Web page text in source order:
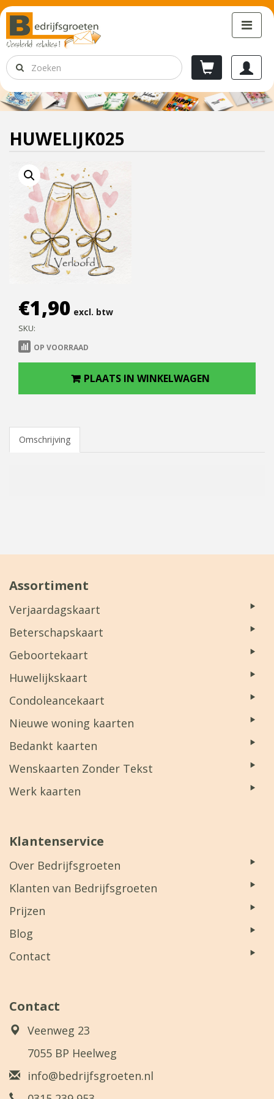
HUWELIJK025
€1,90 excl. btw
SKU:
OP VOORRAAD
PLAATS IN WINKELWAGEN
Omschrijving
Assortiment
Verjaardagskaart
Beterschapskaart
Geboortekaart
Huwelijkskaart
Condoleancekaart
Nieuwe woning kaarten
Bedankt kaarten
Wenskaarten Zonder Tekst
Werk kaarten
Klantenservice
Over Bedrijfsgroeten
Klanten van Bedrijfsgroeten
Prijzen
Blog
Contact
Contact
Veenweg 23
7055 BP Heelweg
info@bedrijfsgroeten.nl